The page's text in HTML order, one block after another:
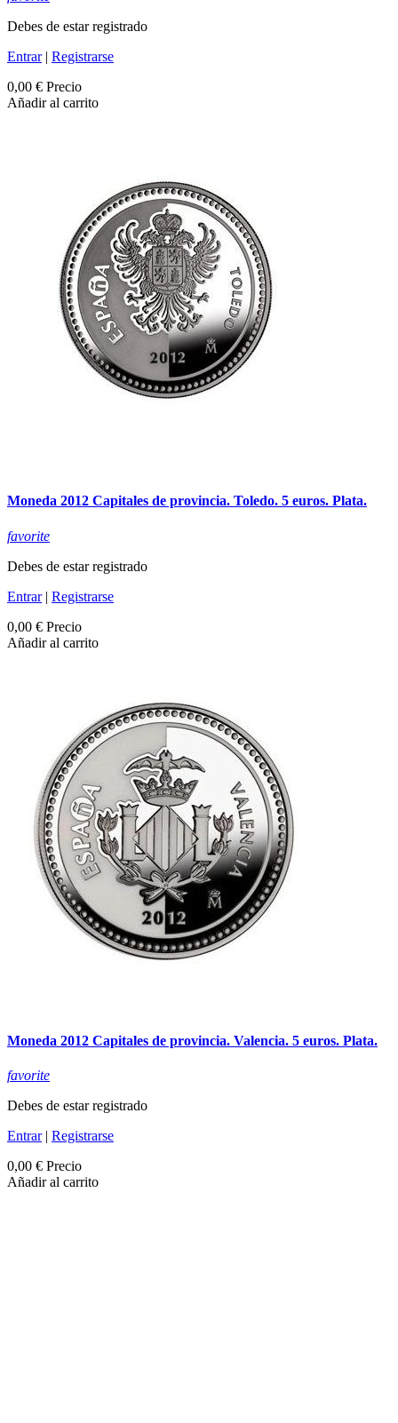
Debes de estar registrado
Entrar| Registrarse
0,00 € Precio
Añadir al carrito
Moneda 2012 Capitales de provincia. Toledo. 5 euros. Plata.
favorite
Debes de estar registrado
Entrar| Registrarse
0,00 € Precio
Añadir al carrito
Moneda 2012 Capitales de provincia. Valencia. 5 euros. Plata.
favorite
Debes de estar registrado
Entrar| Registrarse
0,00 € Precio
Añadir al carrito